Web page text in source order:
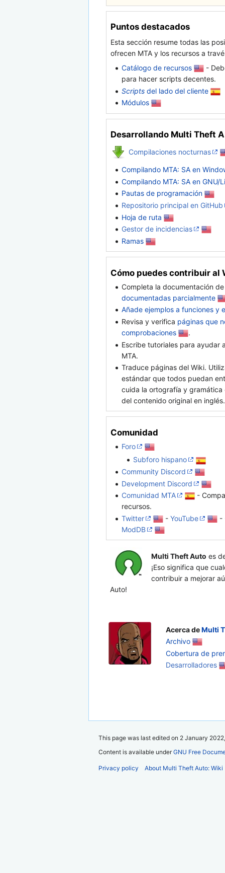
Puntos destacados
Esta sección resume todas las
ofrecen MTA y los recursos a
Catálogo de recursos
-
para hacer scripts decentes.
Scripts del lado del cliente
Módulos
Desarrollando Multi Theft
Compilaciones nocturnas
Compilando MTA: SA en
Compilando MTA: SA en GNU/
Pautas de programación
Repositorio principal en GitHub
Hoja de ruta
Gestor de incidencias
Ramas
Cómo puedes contribuir al
Completa la documentación
documentadas parcialmente
Añade ejemplos a funciones y
Revisa y verifica páginas que
comprobaciones
.
Escribe tutoriales para ayudar
MTA.
Traduce páginas del Wiki.
estándar que todos puedan
cuida la ortografía y gramática
del contenido original en inglés.
Comunidad
Foro
Subforo hispano
Community Discord
Development Discord
Comunidad MTA
-
recursos.
Twitter
-YouTube -
ModDB
Multi Theft Auto es
¡Eso significa que
contribuir a mejorar
Auto!
Acerca deMulti
Archivo
Cobertura de
Desarrolladores
This page was last edited on 2 January
Content is available underGNU Free
Privacy policy About Multi Theft Auto: Wiki